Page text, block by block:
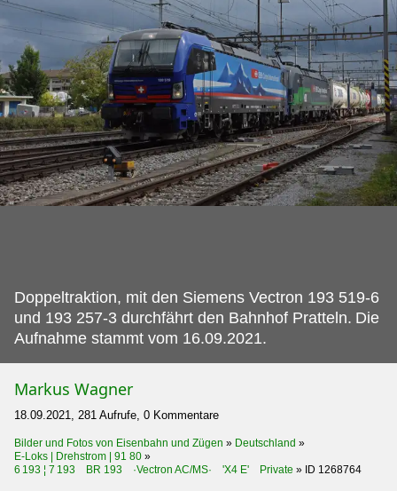
Doppeltraktion, mit den Siemens Vectron 193 519-6
und 193 257-3 durchfährt den Bahnhof Pratteln. Die
Aufnahme stammt vom 16.09.2021.
Markus Wagner
18.09.2021, 281 Aufrufe, 0 Kommentare
Bilder und Fotos von Eisenbahn und Zügen » Deutschland »
E-Loks | Drehstrom | 91 80 »
6 193 ¦ 7 193 BR 193 ·Vectron AC/MS· 'X4 E' Private » ID 1268764